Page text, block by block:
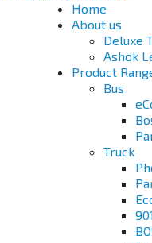
Home
About us
Deluxe
Ashok
Product
Bus
Truck